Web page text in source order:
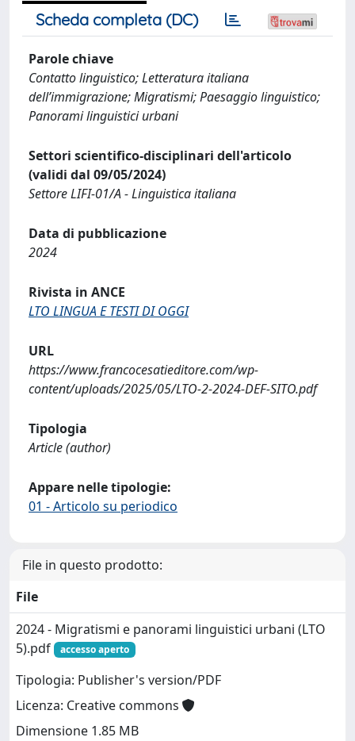
Scheda completa (DC)
Parole chiave
Contatto linguistico; Letteratura italiana
dell’immigrazione; Migratismi; Paesaggio linguistico;
Panorami linguistici urbani
Settori scientifico-disciplinari dell'articolo
(validi dal 09/05/2024)
Settore LIFI-01/A - Linguistica italiana
Data di pubblicazione
2024
Rivista in ANCE
LTO LINGUA E TESTI DI OGGI
URL
https://www.francocesatieditore.com/wp-
content/uploads/2025/05/LTO-2-2024-DEF-SITO.pdf
Tipologia
Article (author)
Appare nelle tipologie:
01 - Articolo su periodico
File in questo prodotto:
File
2024 - Migratismi e panorami linguistici urbani (LTO
5).pdf
accesso aperto
Tipologia: Publisher's version/PDF
Licenza: Creative commons
Dimensione 1.85 MB